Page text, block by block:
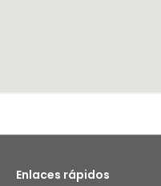
Enlaces rápidos